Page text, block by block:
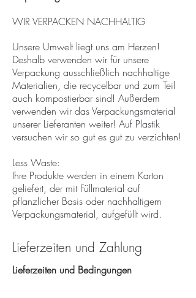
WIR VERPACKEN NACHHALTIG
Unsere Umwelt liegt uns am Herzen!
Deshalb verwenden wir für unsere
Verpackung ausschließlich nachhaltige
Materialien, die recycelbar und zum Teil
auch kompostierbar sind! Außerdem
verwenden wir das Verpackungsmaterial
unserer Lieferanten weiter! Auf Plastik
versuchen wir so gut es gut zu verzichten!
Less Waste:
Ihre Produkte werden in einem Karton
geliefert, der mit Füllmaterial auf
pflanzlicher Basis oder nachhaltigem
Verpackungsmaterial, aufgefüllt wird.
Lieferzeiten und Zahlung
Lieferzeiten und Bedingungen